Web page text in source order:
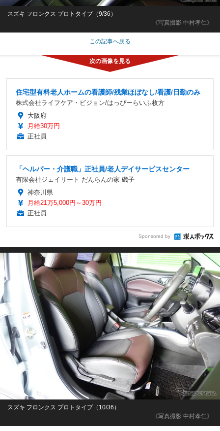
《写真撮影 中村孝仁》
スズキ フロンクス プロトタイプ（9/36）
この記事へ戻る
住宅型有料老人ホームの看護師/残業ほぼなし/看護/日勤のみ
株式会社ライフケア・ビジョン/はっぴーらいふ枚方
大阪府
月給30万円
正社員
「ヘルパー・介護職」正社員/老人デイサービスセンター
有限会社ジェイリート だんらんの家 磯子
神奈川県
月給21万5,000円～30万円
正社員
Sponsored by
《写真撮影 中村孝仁》
スズキ フロンクス プロトタイプ（10/36）